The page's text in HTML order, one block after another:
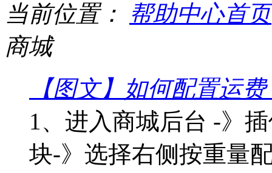
当前位置：
帮助中心首页
商城
【图文】如何配置运
1、进入商城后台 -》
块-》选择右侧按重量